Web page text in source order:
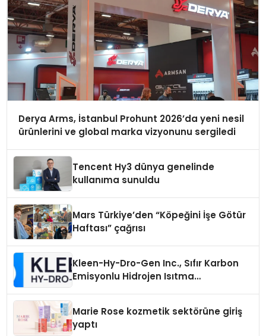
Derya Arms, İstanbul Prohunt 2026’da yeni nesil
ürünlerini ve global marka vizyonunu sergiledi
Tencent Hy3 dünya genelinde
kullanıma sunuldu
Mars Türkiye’den “Köpeğini İşe Götür
Haftası” çağrısı
Kleen-Hy-Dro-Gen Inc., Sıfır Karbon
Emisyonlu Hidrojen Isıtma
Marie Rose kozmetik sektörüne giriş
yaptı